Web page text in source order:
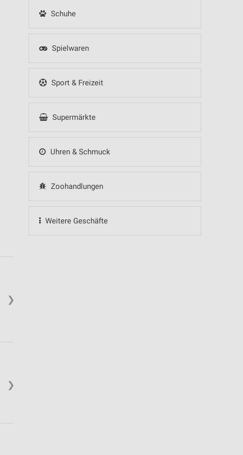
Schuhe
Spielwaren
Sport & Freizeit
Supermärkte
Uhren & Schmuck
Zoohandlungen
Weitere Geschäfte
❯
❯